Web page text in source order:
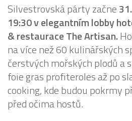
Silvestrovská párty začne
19:30 v elegantním lobby
& restaurace The Artisan.
na více než 60 kulinářských
čerstvých mořských plodů a
foie gras profiteroles až po
cooking, kde budou pokrmy
před očima hostů.